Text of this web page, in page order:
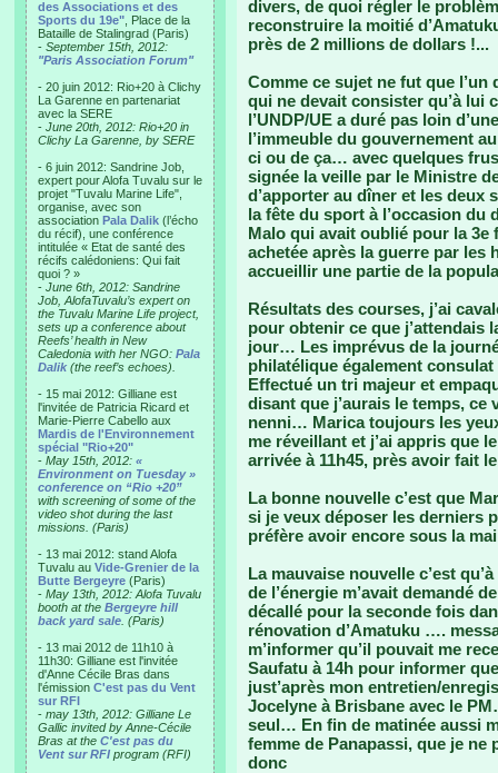
des Associations et des
Sports du 19e" , Place de la
Bataille de Stalingrad (Paris)
- September 15th, 2012:
"Paris Association Forum"
- 20 juin 2012: Rio+20 à Clichy
La Garenne en partenariat
avec la SERE
- June 20th, 2012: Rio+20 in
Clichy La Garenne, by SERE
- 6 juin 2012: Sandrine Job,
expert pour Alofa Tuvalu sur le
projet "Tuvalu Marine Life",
organise, avec son
association Pala Dalik (l’écho
du récif), une conférence
intitulée « Etat de santé des
récifs calédoniens: Qui fait
quoi ? »
- June 6th, 2012: Sandrine
Job, AlofaTuvalu’s expert on
the Tuvalu Marine Life project,
sets up a conference about
Reefs’ health in New
Caledonia with her NGO: Pala
Dalik (the reef’s echoes).
- 15 mai 2012: Gilliane est
l'invitée de Patricia Ricard et
Marie-Pierre Cabello aux
Mardis de l'Environnement
spécial "Rio+20"
- May 15th, 2012: «
Environment on Tuesday »
conference on “Rio +20”
with screening of some of the
video shot during the last
missions. (Paris)
- 13 mai 2012: stand Alofa
Tuvalu au Vide-Grenier de la
Butte Bergeyre (Paris)
- May 13th, 2012: Alofa Tuvalu
booth at the Bergeyre hill
back yard sale . (Paris)
- 13 mai 2012 de 11h10 à
11h30: Gilliane est l'invitée
d'Anne Cécile Bras dans
l'émission C'est pas du Vent
sur RFI
- may 13th, 2012: Gilliane Le
Gallic invited by Anne-Cécile
Bras at the C'est pas du
Vent sur RFI program (RFI)
divers, de quoi régler le
reconstruire la moitié
près de 2 millions de dollars !...
Comme ce sujet ne fut que
qui ne devait consister qu’à lui
l’UNDP/UE a duré pas loin
l’immeuble du gouvernement
ci ou de ça… avec quelques
signée la veille par le Ministre
d’apporter au dîner et les deux
la fête du sport à l’occasion
Malo qui avait oublié pour la
achetée après la guerre par les
accueillir une partie de la
Résultats des courses, j’ai
pour obtenir ce que j’attendais
jour… Les imprévus de la
philatélique également
Effectué un tri majeur et
disant que j’aurais le temps,
nenni… Marica toujours les
me réveillant et j’ai appris que
arrivée à 11h45, près avoir fait
La bonne nouvelle c’est que
si je veux déposer les derniers
préfère avoir encore sous la
La mauvaise nouvelle c’est
de l’énergie m’avait demandé
décallé pour la seconde fois
rénovation d’Amatuku ….
m’informer qu’il pouvait me
Saufatu à 14h pour informer
just’après mon entretien/
Jocelyne à Brisbane avec le
seul… En fin de matinée aussi
femme de Panapassi, que je
donc